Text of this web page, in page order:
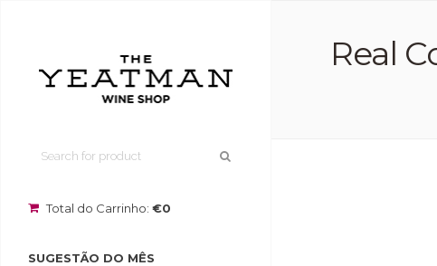
Total do Carrinho: €0
SUGESTÃO DO MÊS
Real